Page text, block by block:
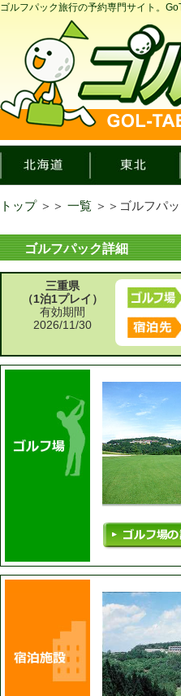
ゴルフパック旅行の予約専門サイト。
トップ ＞＞ 一覧 ＞＞ ゴルフパ
ゴルフパック詳細
三重県
（1泊1プレイ）
有効期間
2026/11/30